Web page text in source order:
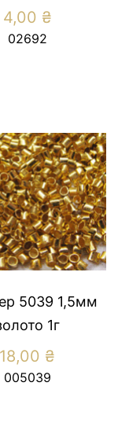
4,00 ₴
02692
5039 1,5мм
1г
18,00 ₴
005039